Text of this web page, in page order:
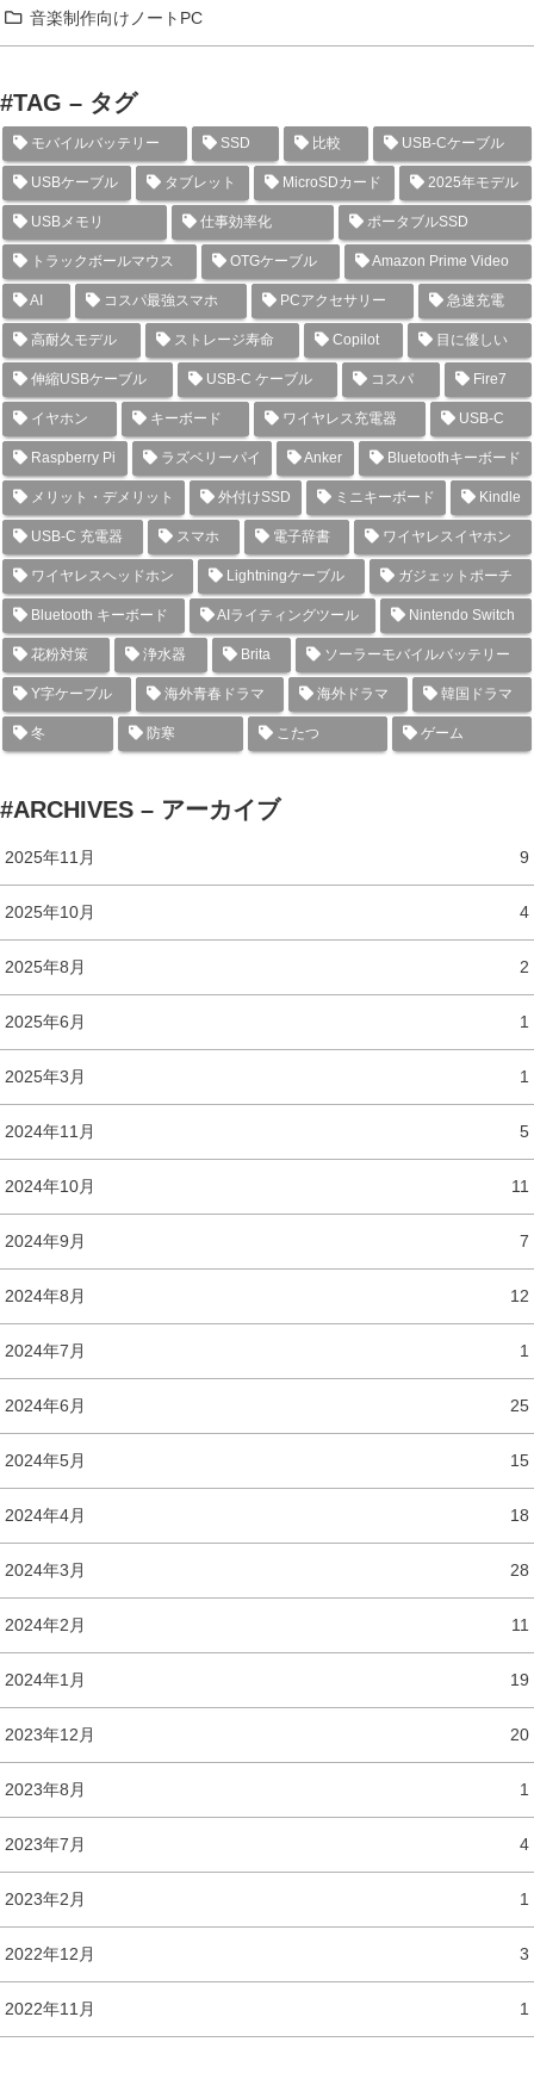
音楽制作向けノートPC
#TAG – タグ
モバイルバッテリー SSD 比較 USB-Cケーブル
USBケーブル タブレット MicroSDカード 2025年モデル
USBメモリ 仕事効率化 ポータブルSSD
トラックボールマウス OTGケーブル Amazon Prime Video
AI コスパ最強スマホ PCアクセサリー 急速充電
高耐久モデル ストレージ寿命 Copilot 目に優しい
伸縮USBケーブル USB-C ケーブル コスパ Fire7
イヤホン キーボード ワイヤレス充電器 USB-C
Raspberry Pi ラズベリーパイ Anker Bluetoothキーボード
メリット・デメリット 外付けSSD ミニキーボード Kindle
USB-C 充電器 スマホ 電子辞書 ワイヤレスイヤホン
ワイヤレスヘッドホン Lightningケーブル ガジェットポーチ
Bluetooth キーボード AIライティングツール Nintendo Switch
花粉対策 浄水器 Brita ソーラーモバイルバッテリー
Y字ケーブル 海外青春ドラマ 海外ドラマ 韓国ドラマ
冬 防寒 こたつ ゲーム
#ARCHIVES – アーカイブ
2025年11月 9
2025年10月 4
2025年8月 2
2025年6月 1
2025年3月 1
2024年11月 5
2024年10月 11
2024年9月 7
2024年8月 12
2024年7月 1
2024年6月 25
2024年5月 15
2024年4月 18
2024年3月 28
2024年2月 11
2024年1月 19
2023年12月 20
2023年8月 1
2023年7月 4
2023年2月 1
2022年12月 3
2022年11月 1